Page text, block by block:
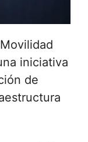
iniciativa
de